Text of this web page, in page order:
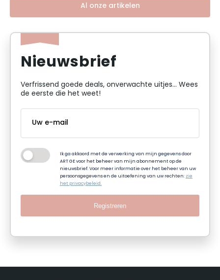
Al onze artikelen
Nieuwsbrief
Verfrissend goede deals, onverwachte uitjes... Wees
de eerste die het weet!
Ik ga akkoord met de verwerking van mijn gegevens door
ART GE voor het beheer van mijn abonnement op de
nieuwsbrief. Voor meer informatie over het beheer van uw
persoonsgegevens en de uitoefening van uw rechten:zie
het privacybeleid.
Registreren